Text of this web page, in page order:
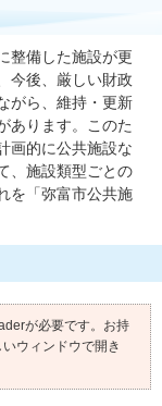
整備した施設が更
今後、厳しい財政
がら、維持・更新
あります。このた
画的に公共施設な
、施設類型ごとの
を「弥富市公共施
が必要です。お持
いウィンドウで開き